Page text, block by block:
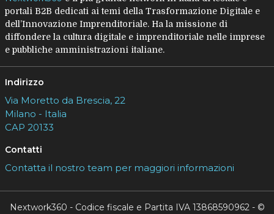
portali B2B dedicati ai temi della Trasformazione Digitale e
dell’Innovazione Imprenditoriale. Ha la missione di
diffondere la cultura digitale e imprenditoriale nelle imprese
e pubbliche amministrazioni italiane.
Indirizzo
Via Moretto da Brescia, 22
Milano - Italia
CAP 20133
Contatti
Contatta il nostro team per maggiori informazioni
Nextwork360 - Codice fiscale e Partita IVA 13868590962 - ©